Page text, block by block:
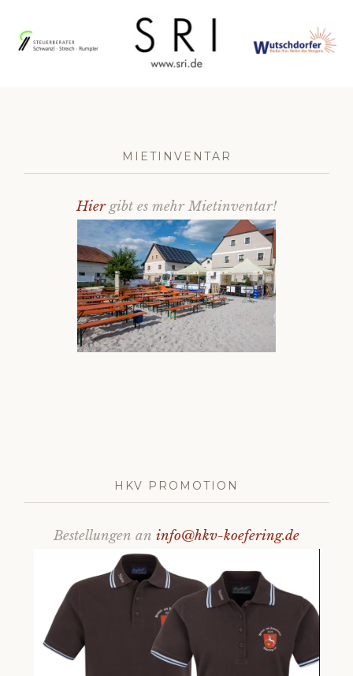
MIETINVENTAR
Hiergibt es mehr Mietinventar!
HKV PROMOTION
Bestellungen an info@hkv-koefering.de